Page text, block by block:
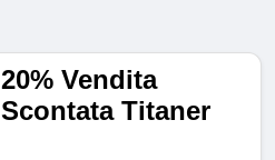
20% Vendita
Scontata Titaner